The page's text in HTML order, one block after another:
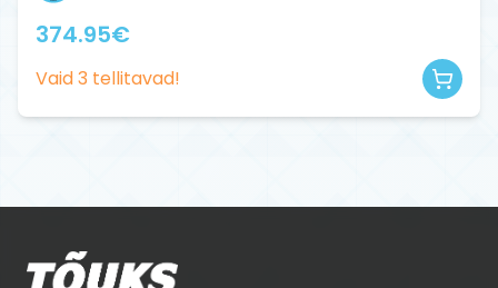
374.95€
Vaid3 tellitavad!